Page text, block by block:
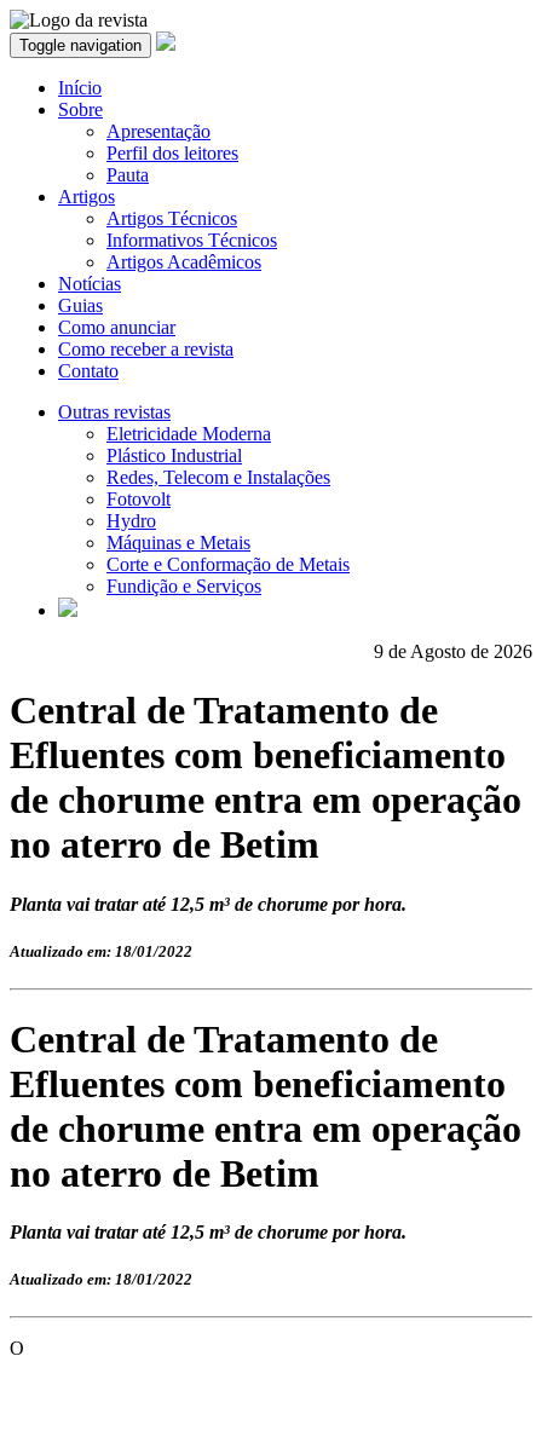
Toggle navigation
Início
Sobre
Apresentação
Perfil dos leitores
Pauta
Artigos
Artigos Técnicos
Informativos Técnicos
Artigos Acadêmicos
Notícias
Guias
Como anunciar
Como receber a revista
Contato
Outras revistas
Eletricidade Moderna
Plástico Industrial
Redes, Telecom e Instalações
Fotovolt
Hydro
Máquinas e Metais
Corte e Conformação de Metais
Fundição e Serviços
9 de Agosto de 2026
Central de Tratamento de
Efluentes com beneficiamento
de chorume entra em operação
no aterro de Betim
Planta vai tratar até 12,5 m³ de chorume por hora.
Atualizado em: 18/01/2022
Central de Tratamento de
Efluentes com beneficiamento
de chorume entra em operação
no aterro de Betim
Planta vai tratar até 12,5 m³ de chorume por hora.
Atualizado em: 18/01/2022
O